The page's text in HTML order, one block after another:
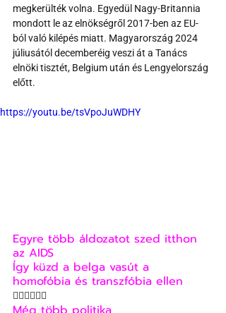
megkerülték volna. Egyedül Nagy-Britannia
mondott le az elnökségről 2017-ben az EU-
ból való kilépés miatt. Magyarország 2024
júliusától decemberéig veszi át a Tanács
elnöki tisztét, Belgium után és Lengyelország
előtt.
https://youtu.be/tsVpoJuWDHY
Egyre több áldozatot szed itthon
az AIDS
Így küzd a belga vasút a
homofóbia és transzfóbia ellen
🏳‍🌈🏳‍🌈🏳‍🌈